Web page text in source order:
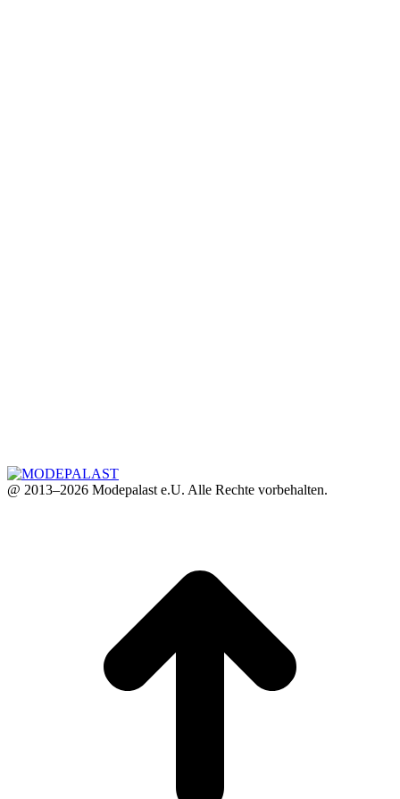
@ 2013–2026 Modepalast e.U. Alle Rechte vorbehalten.